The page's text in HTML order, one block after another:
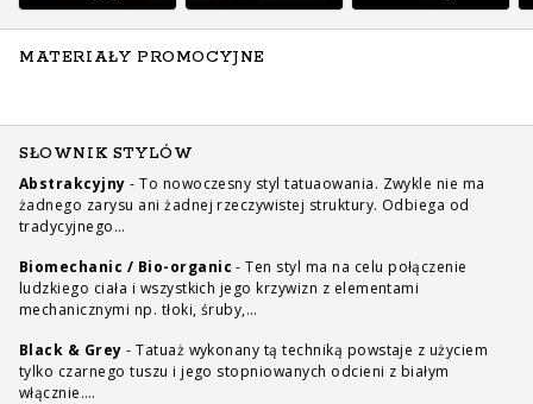
MATERIAŁY PROMOCYJNE
SŁOWNIK STYLÓW
Abstrakcyjny - To nowoczesny styl tatuaowania. Zwykle nie ma
żadnego zarysu ani żadnej rzeczywistej struktury. Odbiega od
tradycyjnego…
Biomechanic / Bio-organic - Ten styl ma na celu połączenie
ludzkiego ciała i wszystkich jego krzywizn z elementami
mechanicznymi np. tłoki, śruby,…
Black & Grey - Tatuaż wykonany tą techniką powstaje z użyciem
tylko czarnego tuszu i jego stopniowanych odcieni z białym
włącznie.…